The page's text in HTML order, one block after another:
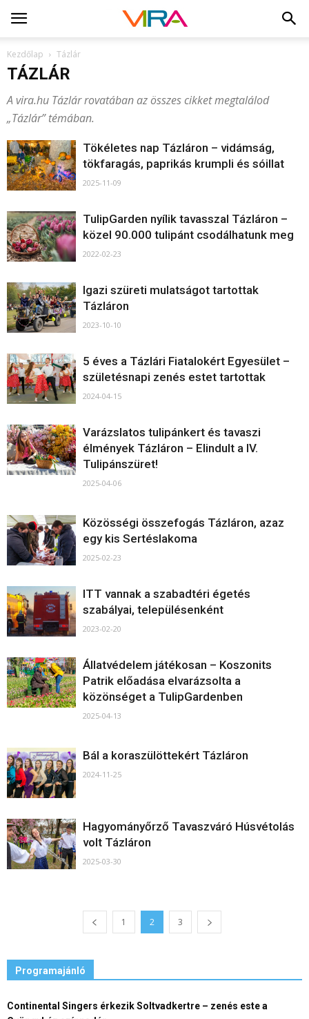
Kezdőlap Tázlár
TÁZLÁR
A vira.hu Tázlár rovatában az összes cikket megtalálod
„Tázlár” témában.
Tökéletes nap Tázláron – vidámság,
tökfaragás, paprikás krumpli és sóillat
2025-11-09
TulipGarden nyílik tavasszal Tázláron –
közel 90.000 tulipánt csodálhatunk meg
2022-02-23
Igazi szüreti mulatságot tartottak
Tázláron
2023-10-10
5 éves a Tázlári Fiatalokért Egyesület –
születésnapi zenés estet tartottak
2024-04-15
Varázslatos tulipánkert és tavaszi
élmények Tázláron – Elindult a IV.
Tulipánszüret!
2025-04-06
Közösségi összefogás Tázláron, azaz
egy kis Sertéslakoma
2025-02-23
ITT vannak a szabadtéri égetés
szabályai, településenként
2023-02-20
Állatvédelem játékosan – Koszonits
Patrik előadása elvarázsolta a
közönséget a TulipGardenben
2025-04-13
Bál a koraszülöttekért Tázláron
2024-11-25
Hagyományőrző Tavaszváró Húsvétolás
volt Tázláron
2025-03-30
1 2 3
Programajánló
Continental Singers érkezik Soltvadkertre – zenés este a